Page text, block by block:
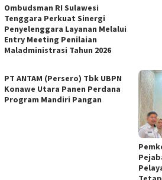
Ombudsman RI Sulawesi
Tenggara Perkuat Sinergi
Penyelenggara Layanan Melalui
Entry Meeting Penilaian
Maladministrasi Tahun 2026
PT ANTAM (Persero) Tbk UBPN
Konawe Utara Panen Perdana
Program Mandiri Pangan